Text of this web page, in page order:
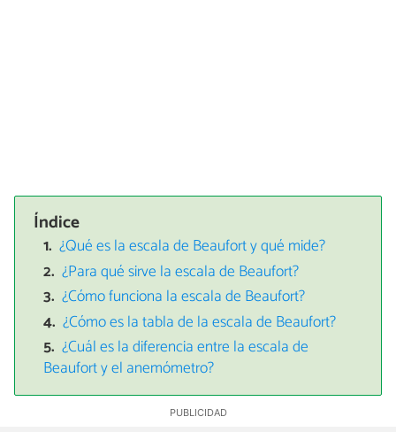
Índice
¿Qué es la escala de Beaufort y qué mide?
¿Para qué sirve la escala de Beaufort?
¿Cómo funciona la escala de Beaufort?
¿Cómo es la tabla de la escala de Beaufort?
¿Cuál es la diferencia entre la escala de
Beaufort y el anemómetro?